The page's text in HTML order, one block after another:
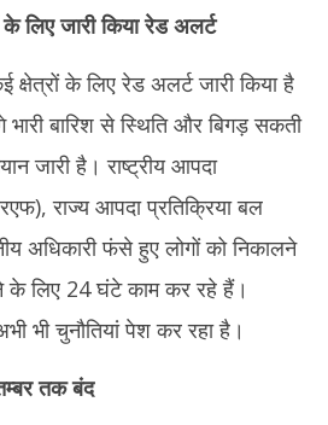
लिए जारी किया रेड अलर्ट
क्षेत्रों के लिए रेड अलर्ट जारी किया है
बारिश से स्थिति और बिगड़ सकती
जारी है। राष्ट्रीय आपदा
राज्य आपदा प्रतिक्रिया बल
अधिकारी फंसे हुए लोगों को निकालने
के लिए 24 घंटे काम कर रहे हैं।
भी चुनौतियां पेश कर रहा है।
तक बंद